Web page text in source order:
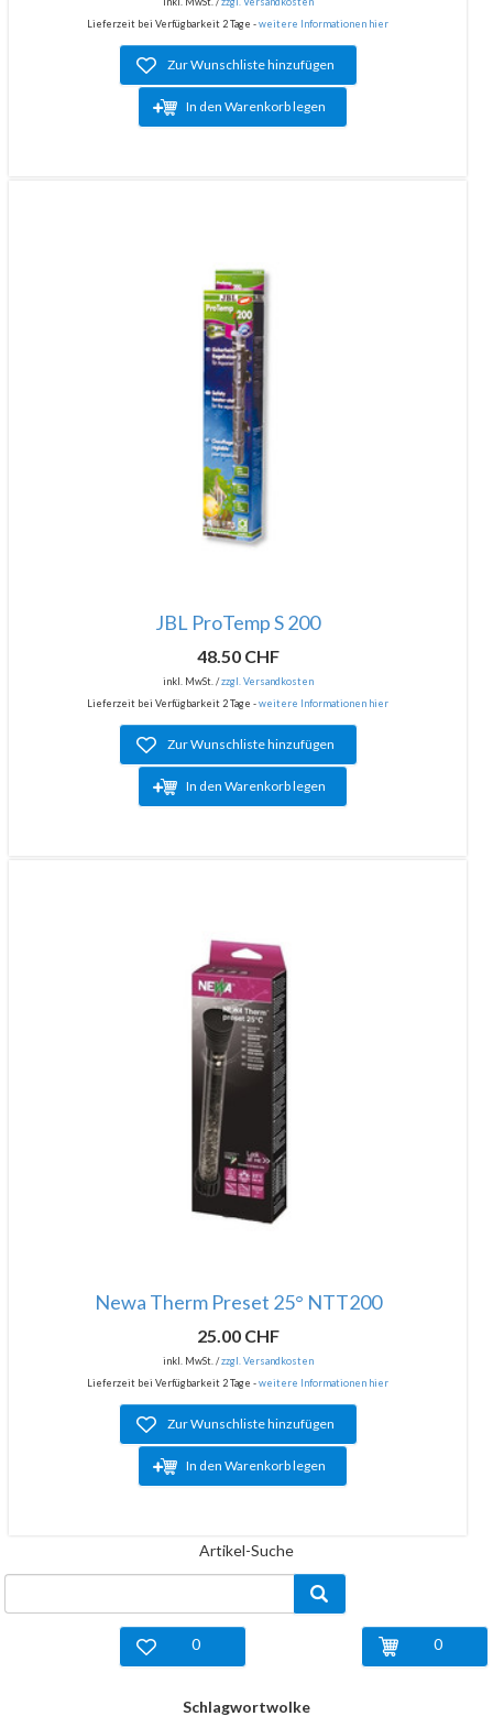
Lieferzeit bei Verfügbarkeit 2 Tage -weitere Informationen hier
Zur Wunschliste hinzufügen
In den Warenkorb legen
JBL ProTemp S 200
48.50 CHF
inkl. MwSt. /zzgl. Versandkosten
Lieferzeit bei Verfügbarkeit 2 Tage -weitere Informationen hier
Zur Wunschliste hinzufügen
In den Warenkorb legen
Newa Therm Preset 25° NTT200
25.00 CHF
inkl. MwSt. /zzgl. Versandkosten
Lieferzeit bei Verfügbarkeit 2 Tage -weitere Informationen hier
Zur Wunschliste hinzufügen
In den Warenkorb legen
Artikel-Suche
0
0
Schlagwortwolke